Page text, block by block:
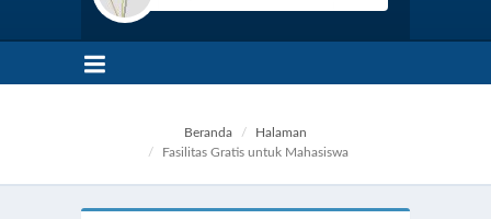
Beranda
Halaman
Fasilitas Gratis untuk Mahasiswa